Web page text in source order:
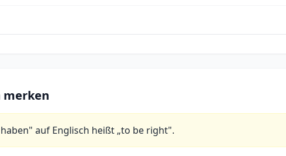
merken
auf Englisch heißt „to be right".